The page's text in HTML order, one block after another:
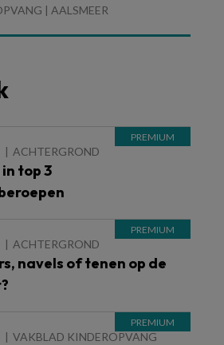
| AALSMEER
ACHTERGROND
top 3
ACHTERGROND
navels of tenen op de
VAKBLAD KINDEROPVANG